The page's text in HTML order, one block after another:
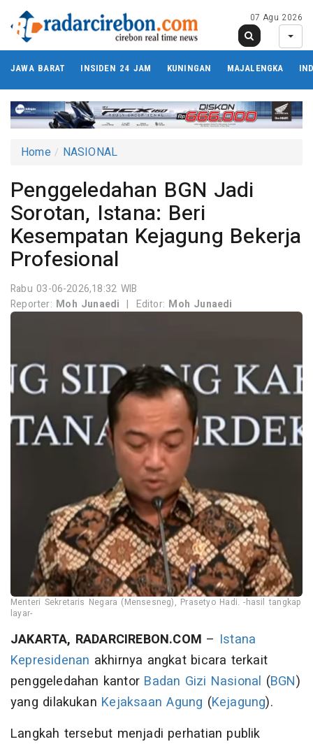
07 Agu 2026
JAWA BARAT INSIDEN 24 JAM KUNINGAN MAJALENGKA
Home NASIONAL
Penggeledahan BGN Jadi
Sorotan, Istana: Beri
Kesempatan Kejagung Bekerja
Profesional
Rabu 03-06-2026,18:32 WIB
Reporter: Moh Junaedi | Editor: Moh Junaedi
Menteri Sekretaris Negara (Mensesneg), Prasetyo Hadi. -hasil tangkap
layar-
JAKARTA, RADARCIREBON.COM – Istana
Kepresidenan akhirnya angkat bicara terkait
penggeledahan kantor Badan Gizi Nasional (BGN)
yang dilakukan Kejaksaan Agung (Kejagung).
Langkah tersebut menjadi perhatian publik